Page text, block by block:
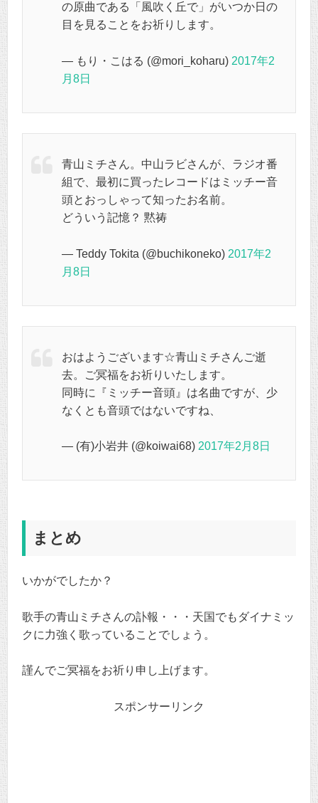
の原曲である「風吹く丘で」がいつか日の
目を見ることをお祈りします。
— もり・こはる (@mori_koharu) 2017年2
月8日
青山ミチさん。中山ラビさんが、ラジオ番
組で、最初に買ったレコードはミッチー音
頭とおっしゃって知ったお名前。
どういう記憶？ 黙祷
— Teddy Tokita (@buchikoneko) 2017年2
月8日
おはようございます☆青山ミチさんご逝
去。ご冥福をお祈りいたします。
同時に『ミッチー音頭』は名曲ですが、少
なくとも音頭ではないですね、
— (有)小岩井 (@koiwai68) 2017年2月8日
まとめ
いかがでしたか？
歌手の青山ミチさんの訃報・・・天国でもダイナミッ
クに力強く歌っていることでしょう。
謹んでご冥福をお祈り申し上げます。
スポンサーリンク